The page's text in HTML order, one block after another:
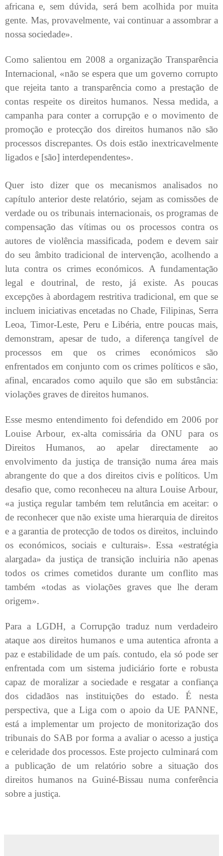
africana e, sem dúvida, será bem acolhida por muita
gente. Mas, provavelmente, vai continuar a assombrar a
nossa sociedade».
Como salientou em 2008 a organização Transparência
Internacional, «não se espera que um governo corrupto
que rejeita tanto a transparência como a prestação de
contas respeite os direitos humanos. Nessa medida, a
campanha para conter a corrupção e o movimento de
promoção e protecção dos direitos humanos não são
processos discrepantes. Os dois estão inextricavelmente
ligados e [são] interdependentes».
Quer isto dizer que os mecanismos analisados no
capítulo anterior deste relatório, sejam as comissões de
verdade ou os tribunais internacionais, os programas de
compensação das vítimas ou os processos contra os
autores de violência massificada, podem e devem sair
do seu âmbito tradicional de intervenção, acolhendo a
luta contra os crimes económicos. A fundamentação
legal e doutrinal, de resto, já existe. As poucas
excepções à abordagem restritiva tradicional, em que se
incluem iniciativas encetadas no Chade, Filipinas, Serra
Leoa, Timor-Leste, Peru e Libéria, entre poucas mais,
demonstram, apesar de tudo, a diferença tangível de
processos em que os crimes económicos são
enfrentados em conjunto com os crimes políticos e são,
afinal, encarados como aquilo que são em substância:
violações graves de direitos humanos.
Esse mesmo entendimento foi defendido em 2006 por
Louise Arbour, ex-alta comissária da ONU para os
Direitos Humanos, ao apelar directamente ao
envolvimento da justiça de transição numa área mais
abrangente do que a dos direitos civis e políticos. Um
desafio que, como reconheceu na altura Louise Arbour,
«a justiça regular também tem relutância em aceitar: o
de reconhecer que não existe uma hierarquia de direitos
e a garantia de protecção de todos os direitos, incluindo
os económicos, sociais e culturais». Essa «estratégia
alargada» da justiça de transição incluiria não apenas
todos os crimes cometidos durante um conflito mas
também «todas as violações graves que lhe deram
origem».
Para a LGDH, a Corrupção traduz num verdadeiro
ataque aos direitos humanos e uma autentica afronta a
paz e estabilidade de um país. contudo, ela só pode ser
enfrentada com um sistema judiciário forte e robusta
capaz de moralizar a sociedade e resgatar a confiança
dos cidadãos nas instituições do estado. É nesta
perspectiva, que a Liga com o apoio da UE PANNE,
está a implementar um projecto de monitorização dos
tribunais do SAB por forma a avaliar o acesso a justiça
e celeridade dos processos. Este projecto culminará com
a publicação de um relatório sobre a situação dos
direitos humanos na Guiné-Bissau numa conferência
sobre a justiça.